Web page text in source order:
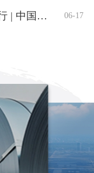
人民日报客户端：活力中国调研行 | 中国资环：打造绿色循环经济新样板 06-17